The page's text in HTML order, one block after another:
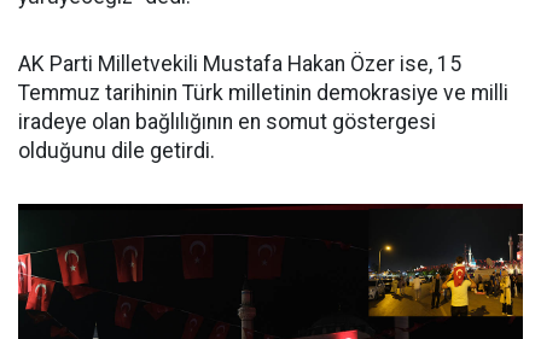
AK Parti Milletvekili Mustafa Hakan Özer ise, 15
Temmuz tarihinin Türk milletinin demokrasiye ve milli
iradeye olan bağlılığının en somut göstergesi
olduğunu dile getirdi.